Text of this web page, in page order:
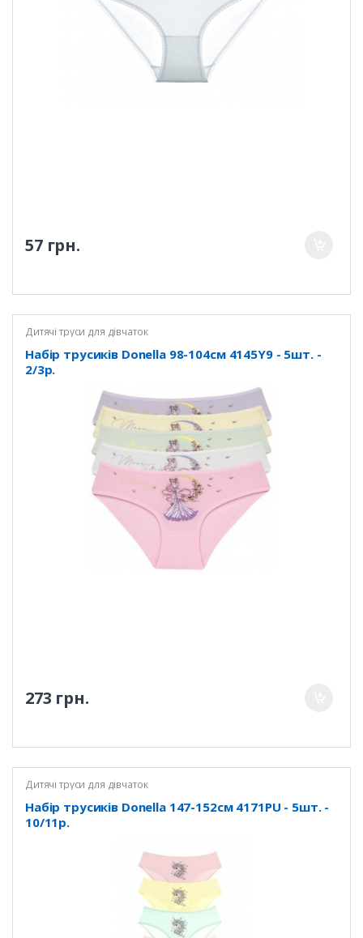
57 грн.
Дитячі труси для дівчаток
Набір трусиків Donella 98-104см 4145Y9 - 5шт. -
2/3р.
273 грн.
Дитячі труси для дівчаток
Набір трусиків Donella 147-152см 4171PU - 5шт. -
10/11р.